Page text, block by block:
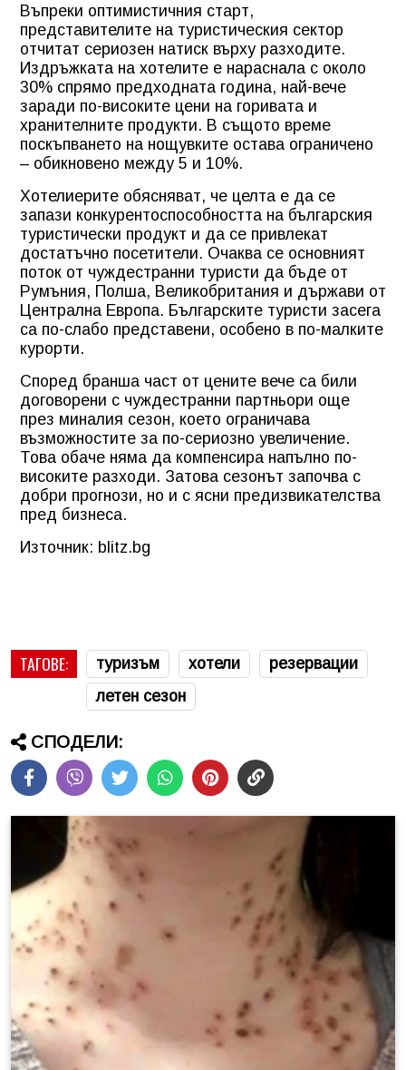
Въпреки оптимистичния старт,
представителите на туристическия сектор
отчитат сериозен натиск върху разходите.
Издръжката на хотелите е нараснала с около
30% спрямо предходната година, най-вече
заради по-високите цени на горивата и
хранителните продукти. В същото време
поскъпването на нощувките остава ограничено
– обикновено между 5 и 10%.
Хотелиерите обясняват, че целта е да се
запази конкурентоспособността на българския
туристически продукт и да се привлекат
достатъчно посетители. Очаква се основният
поток от чуждестранни туристи да бъде от
Румъния, Полша, Великобритания и държави от
Централна Европа. Българските туристи засега
са по-слабо представени, особено в по-малките
курорти.
Според бранша част от цените вече са били
договорени с чуждестранни партньори още
през миналия сезон, което ограничава
възможностите за по-сериозно увеличение.
Това обаче няма да компенсира напълно по-
високите разходи. Затова сезонът започва с
добри прогнози, но и с ясни предизвикателства
пред бизнеса.
Източник: blitz.bg
ТАГОВЕ: туризъм хотели
резервации
летен сезон
СПОДЕЛИ: